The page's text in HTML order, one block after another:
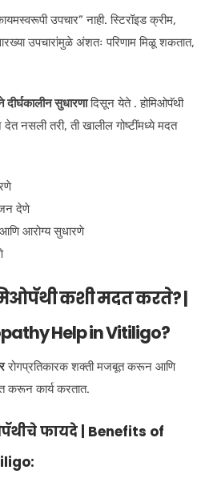
उपचार” नाही. स्टिरॉइड क्रीम,
उपचारांमुळे अंशतः परिणाम मिळू शकतात,
दीर्घकालीन सुधारणादिसून येते . होमिओपॅथी
नसली तरी, ती खालील गोष्टींमध्ये मदत
देणे
आरोग्य सुधारणे
कशी मदत करते? |
Help in Vitiligo?
रोगप्रतिकारक शक्ती मजबूत करून आणि
करून कार्य करतात.
फायदे | Benefits of